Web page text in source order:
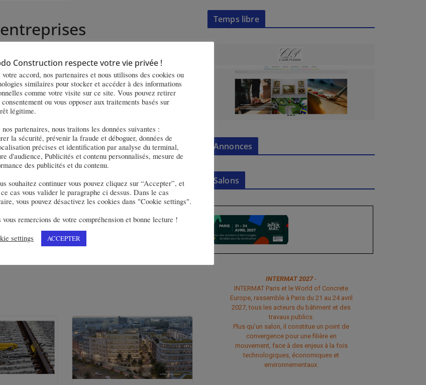
de trois ans
Mars 2023 – Carnet de l’industrie
Temps libre
Annonces
Salons
INTERMAT 2027-
INTERMAT Paris et le World of Concrete
Europe, rassemble à Paris du 21 au 24 avril
2027, tous les acteurs du bâtiment et des
travaux publics.
Plus qu’un salon, il constitue un point de
convergence pour une filière en
mouvement, face à des enjeux à la fois
technologiques, économiques et
environnementaux.
Construction respecte votre vie privée !
votre accord, nos partenaires et nous utilisons des cookies ou
similaires pour stocker et accéder à des informations
comme votre visite sur ce site. Vous pouvez retirer
ou vous opposer aux traitements basés sur
légitime.
nos partenaires, nous traitons les données suivantes :
la sécurité, prévenir la fraude et déboguer, données de
précises et identification par analyse du terminal,
d'audience, Publicités et contenu personnalisés, mesure de
des publicités et du contenu.
souhaitez continuer vous pouvez cliquez sur “Accepter”, et
cas vous valider le paragraphe ci dessus. Dans le cas
vous pouvez désactivez les cookies dans "Cookie settings".
vous remercions de votre compréhension et bonne lecture !
settings
ACCEPTER